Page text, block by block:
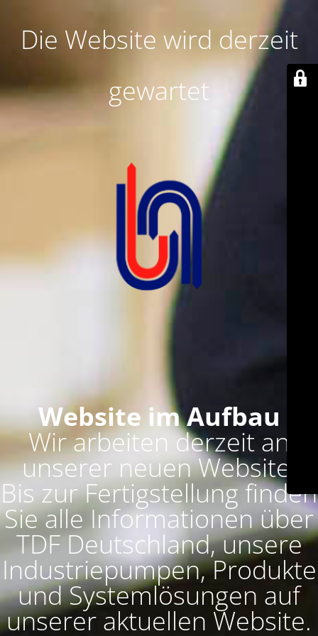
Die Website wird derzeit
gewartet
Website im Aufbau
Wir arbeiten derzeit an
unserer neuen Website.
Bis zur Fertigstellung finden
Sie alle Informationen über
TDF Deutschland, unsere
Industriepumpen, Produkte
und Systemlösungen auf
unserer aktuellen Website.